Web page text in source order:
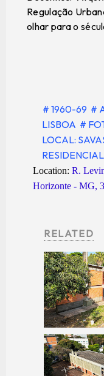
Regulação
olhar para o
# 1960-69 #
LISBOA #
LOCAL:
Location: R.
Horizonte - MG,
RELATED